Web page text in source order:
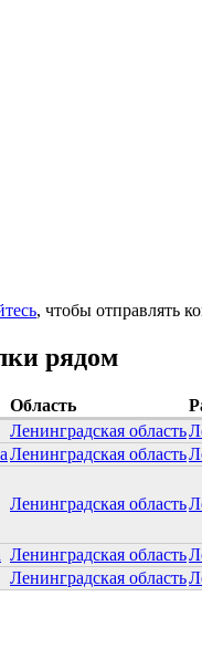
, чтобы отправлять
рядом
Область
Ленинградская область
Ленинградская область
Ленинградская область
Ленинградская область
Ленинградская область